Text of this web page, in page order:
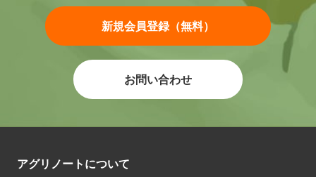
新規会員登録（無料）
お問い合わせ
アグリノートについて